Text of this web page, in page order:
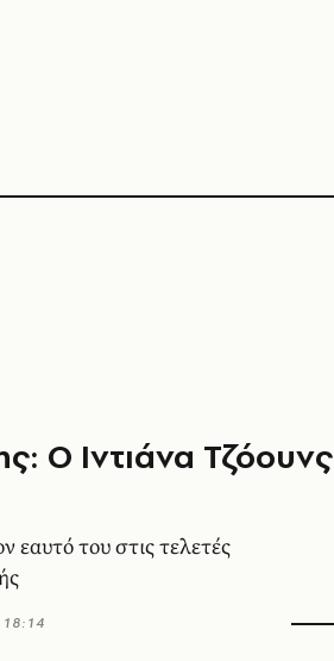
Ο Ιντιάνα Τζόουνς
του στις τελετές